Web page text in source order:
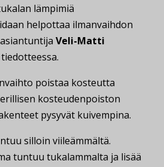
lämpimiä
helpottaa ilmanvaihdon
Veli-Matti
poistaa kosteutta
kosteudenpoiston
pysyvät kuivempina.
silloin viileämmältä.
tuntuu tukalammalta ja lisää